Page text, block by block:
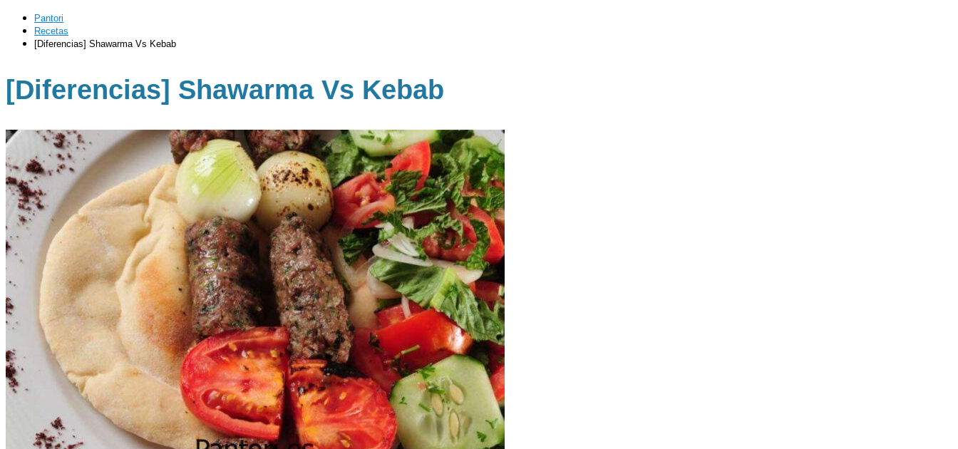
Pantori
Recetas
[Diferencias] Shawarma Vs Kebab
[Diferencias] Shawarma Vs Kebab